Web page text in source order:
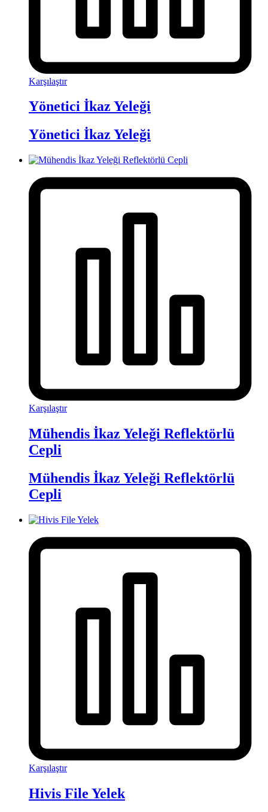
Karşılaştır
Yönetici İkaz Yeleği
Yönetici İkaz Yeleği
Karşılaştır
Mühendis İkaz Yeleği Reflektörlü
Cepli
Mühendis İkaz Yeleği Reflektörlü
Cepli
Karşılaştır
Hivis File Yelek